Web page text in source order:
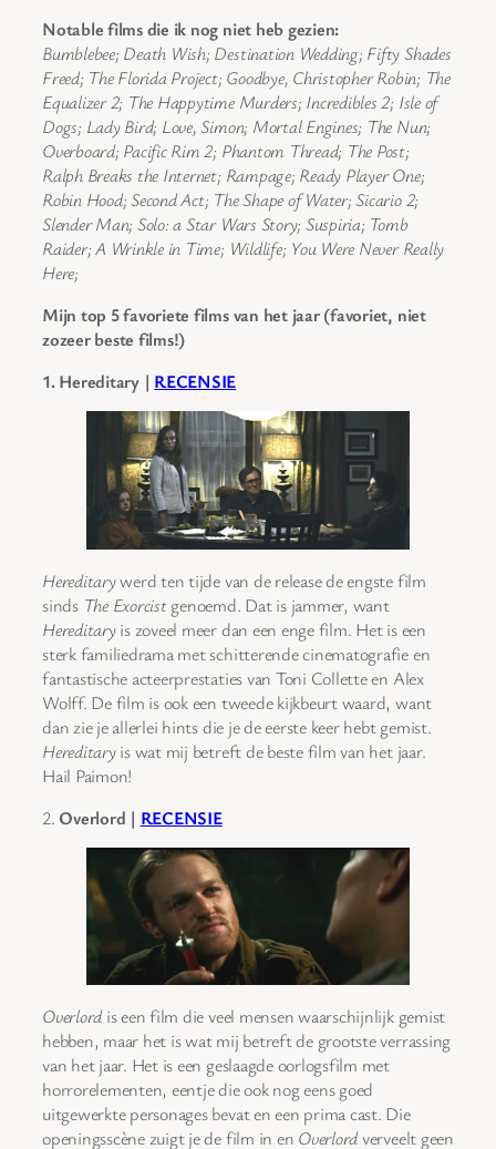
Notable films die ik nog niet heb gezien:
Bumblebee; Death Wish; Destination Wedding; Fifty Shades
Freed; The Florida Project; Goodbye, Christopher Robin; The
Equalizer 2; The Happytime Murders; Incredibles 2; Isle of
Dogs; Lady Bird; Love, Simon; Mortal Engines; The Nun;
Overboard; Pacific Rim 2; Phantom Thread; The Post;
Ralph Breaks the Internet; Rampage; Ready Player One;
Robin Hood; Second Act; The Shape of Water; Sicario 2;
Slender Man; Solo: a Star Wars Story; Suspiria; Tomb
Raider; A Wrinkle in Time; Wildlife; You Were Never Really
Here;
Mijn top 5 favoriete films van het jaar (favoriet, niet
zozeer beste films!)
1. Hereditary | RECENSIE
Hereditarywerd ten tijde van de release de engste film
sinds The Exorcistgenoemd. Dat is jammer, want
Hereditaryis zoveel meer dan een enge film. Het is een
sterk familiedrama met schitterende cinematografie en
fantastische acteerprestaties van Toni Collette en Alex
Wolff. De film is ook een tweede kijkbeurt waard, want
dan zie je allerlei hints die je de eerste keer hebt gemist.
Hereditaryis wat mij betreft de beste film van het jaar.
Hail Paimon!
2. Overlord | RECENSIE
Overlordis een film die veel mensen waarschijnlijk gemist
hebben, maar het is wat mij betreft de grootste verrassing
van het jaar. Het is een geslaagde oorlogsfilm met
horrorelementen, eentje die ook nog eens goed
uitgewerkte personages bevat en een prima cast. Die
openingsscène zuigt je de film in en Overlordverveelt geen